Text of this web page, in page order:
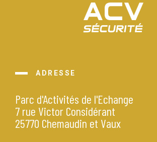
ADRESSE
Parc d'Activités de l'Echange
7 rue Victor Considérant
25770 Chemaudin et Vaux